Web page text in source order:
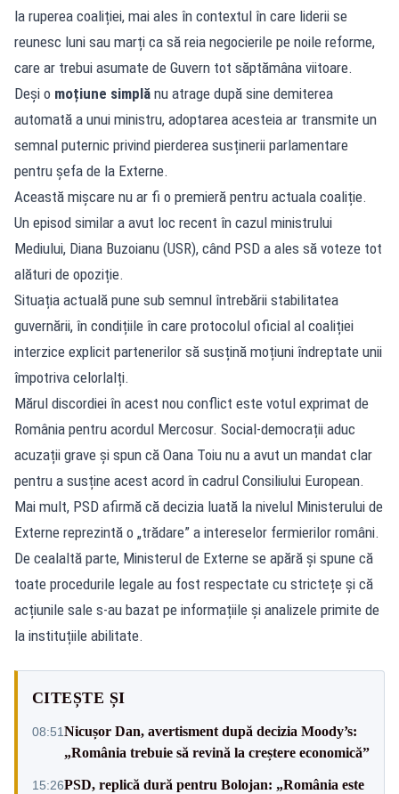
la ruperea coaliției, mai ales în contextul în care liderii se
reunesc luni sau marți ca să reia negocierile pe noile reforme,
care ar trebui asumate de Guvern tot săptămâna viitoare.
Deși o moțiune simplă nu atrage după sine demiterea
automată a unui ministru, adoptarea acesteia ar transmite un
semnal puternic privind pierderea susținerii parlamentare
pentru șefa de la Externe.
Această mișcare nu ar fi o premieră pentru actuala coaliție.
Un episod similar a avut loc recent în cazul ministrului
Mediului, Diana Buzoianu (USR), când PSD a ales să voteze tot
alături de opoziție.
Situația actuală pune sub semnul întrebării stabilitatea
guvernării, în condițiile în care protocolul oficial al coaliției
interzice explicit partenerilor să susțină moțiuni îndreptate unii
împotriva celorlalți.
Mărul discordiei în acest nou conflict este votul exprimat de
România pentru acordul Mercosur. Social-democrații aduc
acuzații grave și spun că Oana Toiu nu a avut un mandat clar
pentru a susține acest acord în cadrul Consiliului European.
Mai mult, PSD afirmă că decizia luată la nivelul Ministerului de
Externe reprezintă o „trădare” a intereselor fermierilor români.
De cealaltă parte, Ministerul de Externe se apără și spune că
toate procedurile legale au fost respectate cu strictețe și că
acțiunile sale s-au bazat pe informațiile și analizele primite de
la instituțiile abilitate.
CITEȘTE ȘI
08:51Nicușor Dan, avertisment după decizia Moody’s:
„România trebuie să revină la creștere economică”
15:26PSD, replică dură pentru Bolojan: „România este